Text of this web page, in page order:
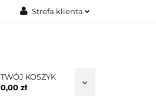
Strefa klienta
Dodaj zgłoszenie
TWÓJ KOSZYK
0,00 zł